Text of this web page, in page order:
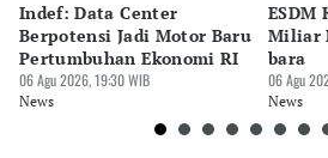
Editor
Ekarina .
Indef: Data Center
Berpotensi Jadi Motor Baru
Pertumbuhan Ekonomi RI
06 Agu 2026, 19:30 WIB
News
ESDM
Miliar
bara
06 Agu
News